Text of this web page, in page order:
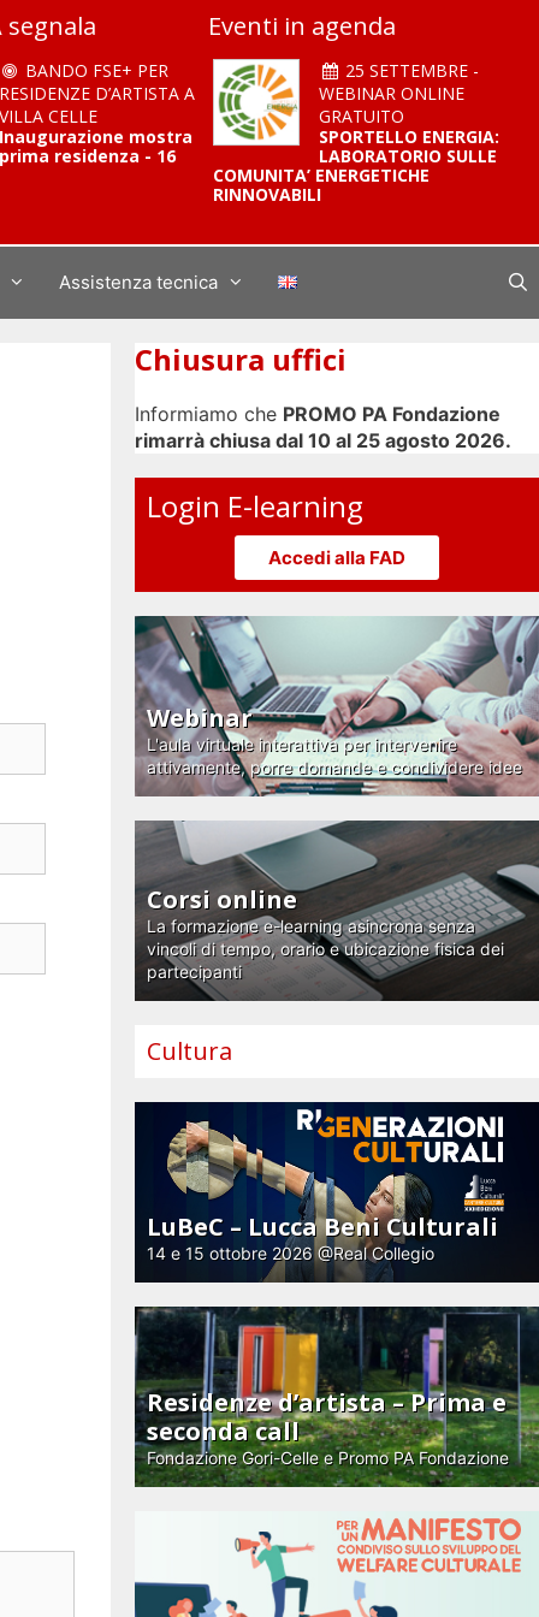
segnala
BANDO FSE+ PER
RESIDENZE D’ARTISTA A
VILLA CELLE
Inaugurazione mostra
prima residenza - 16
Eventi in agenda
25 SETTEMBRE -
WEBINAR ONLINE
GRATUITO
SPORTELLO ENERGIA:
LABORATORIO SULLE
COMUNITA’ ENERGETICHE
RINNOVABILI
Assistenza tecnica
Chiusura uffici
Informiamo che PROMO PA Fondazione
rimarrà chiusa dal 10 al 25 agosto 2026.
Login E-learning
Accedi alla FAD
Webinar
L'aula virtuale interattiva per intervenire
attivamente, porre domande e condividere idee
Corsi online
La formazione e-learning asincrona senza
vincoli di tempo, orario e ubicazione fisica dei
partecipanti
Cultura
LuBeC – Lucca Beni Culturali
14 e 15 ottobre 2026 @Real Collegio
Residenze d’artista – Prima e
seconda call
Fondazione Gori-Celle e Promo PA Fondazione